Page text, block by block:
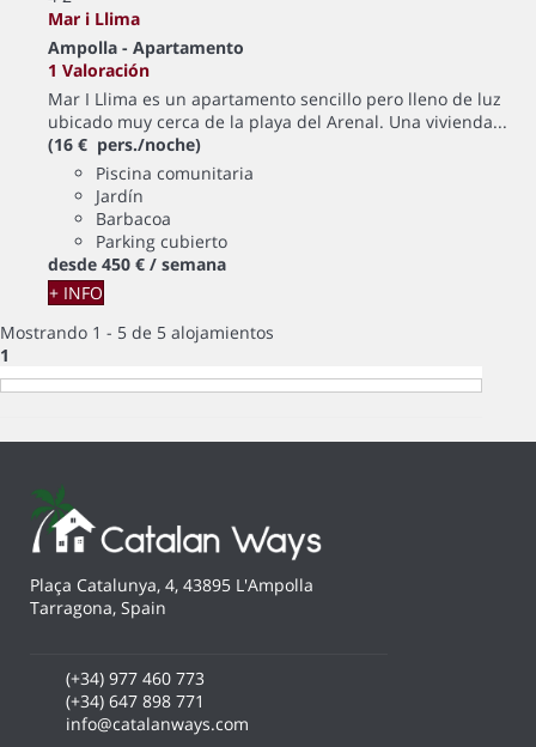
Mar i Llima
Ampolla - Apartamento
1 Valoración
Mar I Llima es un apartamento sencillo pero lleno de luz
ubicado muy cerca de la playa del Arenal. Una vivienda...
(16 € pers./noche)
Piscina comunitaria
Jardín
Barbacoa
Parking cubierto
desde 450 € / semana
+ INFO
Mostrando 1 - 5 de 5 alojamientos
1
Plaça Catalunya, 4, 43895 L'Ampolla
Tarragona, Spain
(+34) 977 460 773
(+34) 647 898 771
info@catalanways.com